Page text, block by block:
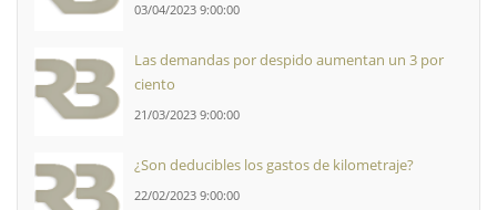
03/04/2023 9:00:00
Las demandas por despido aumentan un 3 por
ciento
21/03/2023 9:00:00
¿Son deducibles los gastos de kilometraje?
22/02/2023 9:00:00